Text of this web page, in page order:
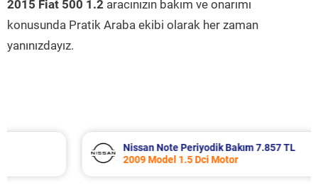
2015 Fiat 500 1.2 aracınızın bakım ve onarımı
konusunda Pratik Araba ekibi olarak her zaman
yanınızdayız.
Nissan Note Periyodik Bakım 7.857 TL
2009 Model 1.5 Dci Motor